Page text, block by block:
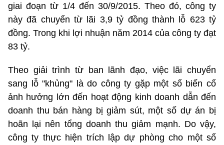
giai đoạn từ 1/4 đến 30/9/2015. Theo đó, công ty
này đã chuyển từ lãi 3,9 tỷ đồng thành lỗ 623 tỷ
đồng. Trong khi lợi nhuận năm 2014 của công ty đạt
83 tỷ.
Theo giải trình từ ban lãnh đạo, việc lãi chuyển
sang lỗ "khủng" là do công ty gặp một số biến cố
ảnh hưởng lớn đến hoạt động kinh doanh dẫn đến
doanh thu bán hàng bị giảm sút, một số dự án bị
hoãn lại nên tổng doanh thu giảm mạnh. Do vậy,
công ty thực hiện trích lập dự phòng cho một số